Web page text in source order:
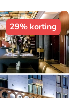
29% korting